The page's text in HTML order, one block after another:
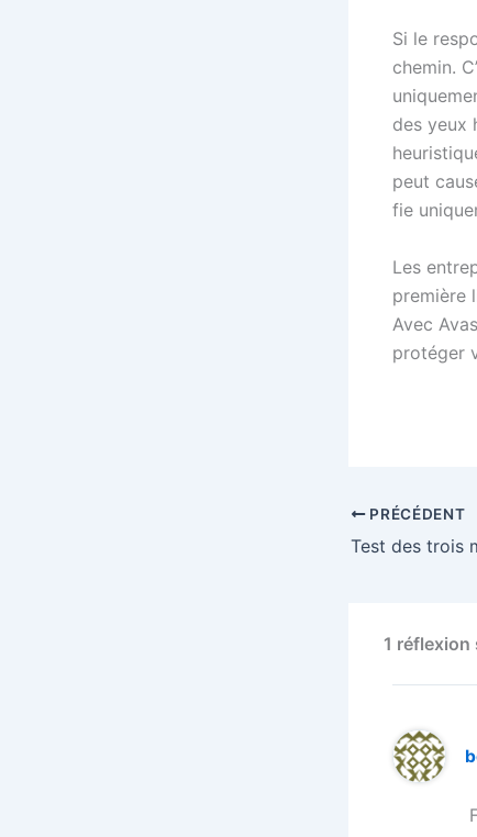
Si le
chemin.
des yeux
peut
fie
Les
première
Avec
protéger
PRÉCÉDENT
1 réflexion